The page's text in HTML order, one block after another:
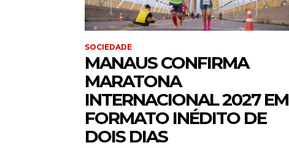
SOCIEDADE
MANAUS CONFIRMA
MARATONA
INTERNACIONAL 2027 EM
FORMATO INÉDITO DE
DOIS DIAS